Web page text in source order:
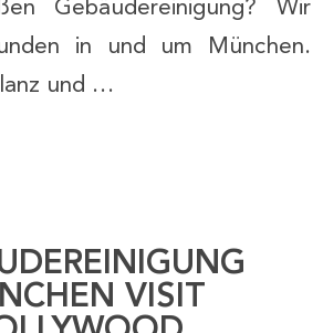
Gebäudereinigung? Wir
in und um München.
und …
VISIT